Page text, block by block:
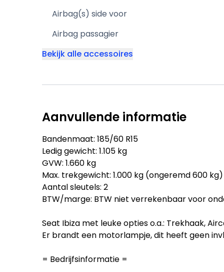
Airbag(s) side voor
Airbag passagier
Bekijk alle accessoires
Aanvullende informatie
Bandenmaat: 185/60 R15
Ledig gewicht: 1.105 kg
GVW: 1.660 kg
Max. trekgewicht: 1.000 kg (ongeremd 600 kg)
Aantal sleutels: 2
BTW/marge: BTW niet verrekenbaar voor
Seat Ibiza met leuke opties o.a.: Trekhaak,
Er brandt een motorlampje, dit heeft geen
= Bedrijfsinformatie =